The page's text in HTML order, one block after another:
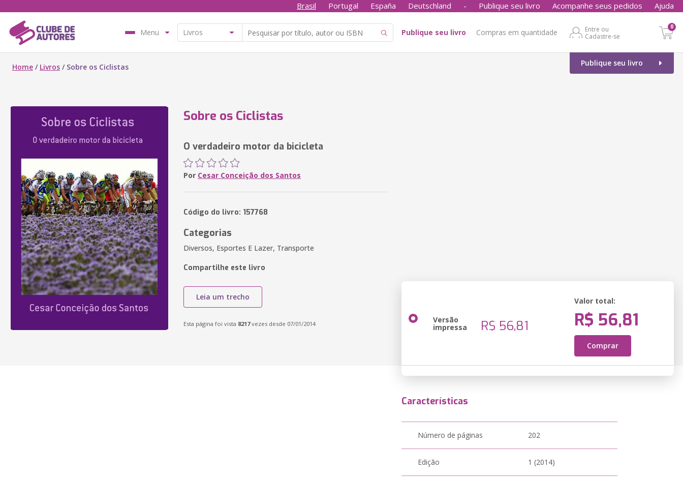
Brasil Portugal España Deutschland - Publique seu livro Acompanhe seus pedidos Ajuda
Menu Publique seu livro Compras em quantidade
Entre ou
Cadastre-se
0
Publique seu livro
Home / Livros / Sobre os Ciclistas
Sobre os Ciclistas
O verdadeiro motor da bicicleta
Por Cesar Conceição dos Santos
Código do livro: 157768
Categorias
Diversos, Esportes E Lazer, Transporte
Compartilhe este livro
Leia um trecho
Esta página foi vista 8217vezes desde 07/01/2014 Versão
impressa R$ 56,81
Valor total:
R$ 56,81
Comprar
Características
Número de páginas 202
Edição 1 (2014)